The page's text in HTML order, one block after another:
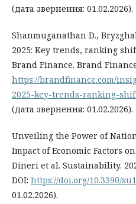
(дата звернення: 01.02.2026).
Shanmuganathan D.,
2025: Key trends, ranking
Brand Finance. Brand
https://brandfinance.com/
2025-key-trends-ranking-
(дата звернення: 01.02.2026).
Unveiling the Power of
Impact of Economic Factors
Dineri et al. Sustainability.
DOI: https://doi.org/10.3390/
01.02.2026).